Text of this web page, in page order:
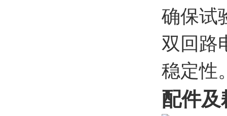
确保试
双回路
稳定性
配件及